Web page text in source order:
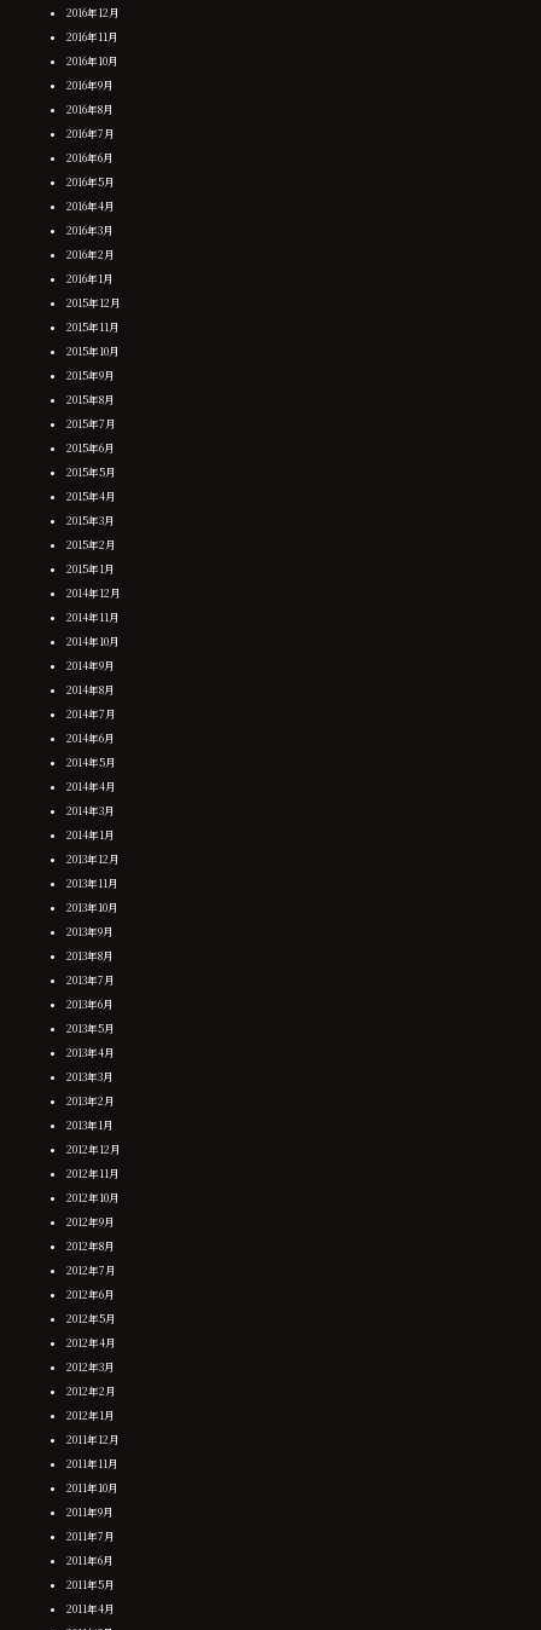
2016年12月
2016年11月
2016年10月
2016年9月
2016年8月
2016年7月
2016年6月
2016年5月
2016年4月
2016年3月
2016年2月
2016年1月
2015年12月
2015年11月
2015年10月
2015年9月
2015年8月
2015年7月
2015年6月
2015年5月
2015年4月
2015年3月
2015年2月
2015年1月
2014年12月
2014年11月
2014年10月
2014年9月
2014年8月
2014年7月
2014年6月
2014年5月
2014年4月
2014年3月
2014年1月
2013年12月
2013年11月
2013年10月
2013年9月
2013年8月
2013年7月
2013年6月
2013年5月
2013年4月
2013年3月
2013年2月
2013年1月
2012年12月
2012年11月
2012年10月
2012年9月
2012年8月
2012年7月
2012年6月
2012年5月
2012年4月
2012年3月
2012年2月
2012年1月
2011年12月
2011年11月
2011年10月
2011年9月
2011年7月
2011年6月
2011年5月
2011年4月